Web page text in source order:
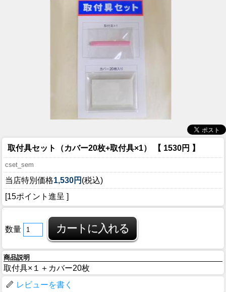
取付具セット（カバー20枚+取付具×1） 【 1530円 】
cset_sem
当店特別価格1,530円 (税込)
[15ポイント進呈 ]
数量
商品説明
取付具×１＋カバー20枚
レビューを書く